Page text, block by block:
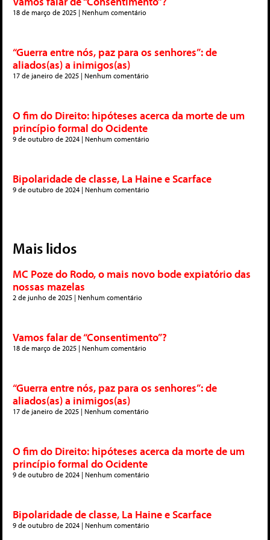
18 de março de 2025 Nenhum comentário
“Guerra entre nós, paz para os senhores”: de
aliados(as) a inimigos(as)
17 de janeiro de 2025 Nenhum comentário
O fim do Direito: hipóteses acerca da morte de um
princípio formal do Ocidente
9 de outubro de 2024 Nenhum comentário
Bipolaridade de classe, La Haine e Scarface
9 de outubro de 2024 Nenhum comentário
Mais lidos
MC Poze do Rodo, o mais novo bode expiatório das
nossas mazelas
2 de junho de 2025 Nenhum comentário
Vamos falar de “Consentimento”?
18 de março de 2025 Nenhum comentário
“Guerra entre nós, paz para os senhores”: de
aliados(as) a inimigos(as)
17 de janeiro de 2025 Nenhum comentário
O fim do Direito: hipóteses acerca da morte de um
princípio formal do Ocidente
9 de outubro de 2024 Nenhum comentário
Bipolaridade de classe, La Haine e Scarface
9 de outubro de 2024 Nenhum comentário